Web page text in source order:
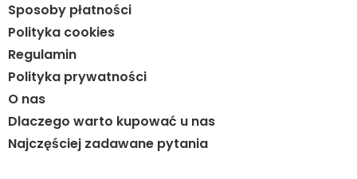
Sposoby płatności
Polityka cookies
Regulamin
Polityka prywatności
O nas
Dlaczego warto kupować u nas
Najczęściej zadawane pytania